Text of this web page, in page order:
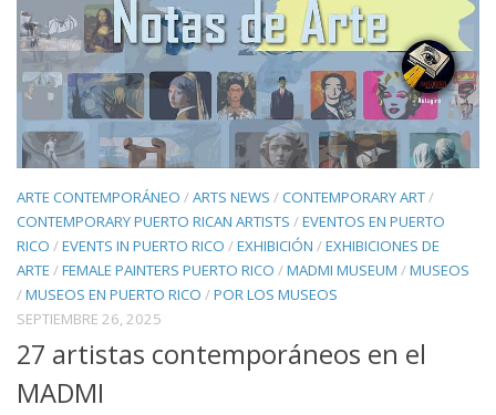
ARTE CONTEMPORÁNEO /ARTS NEWS /CONTEMPORARY ART/
CONTEMPORARY PUERTO RICAN ARTISTS /EVENTOS EN PUERTO
RICO /EVENTS IN PUERTO RICO /EXHIBICIÓN /EXHIBICIONES DE
ARTE /FEMALE PAINTERS PUERTO RICO /MADMI MUSEUM /MUSEOS
/MUSEOS EN PUERTO RICO /POR LOS MUSEOS
SEPTIEMBRE 26, 2025
27 artistas contemporáneos en el
MADMI